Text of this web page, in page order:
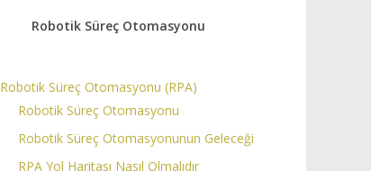
Robotik Süreç Otomasyonu
Robotik Süreç Otomasyonu (RPA)
Robotik Süreç Otomasyonu
Robotik Süreç Otomasyonunun Geleceği
RPA Yol Haritası Nasıl Olmalıdır